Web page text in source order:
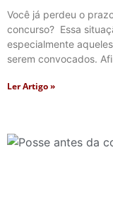
Você já perdeu o
concurso? Essa
especialmente
serem convocados.
Ler Artigo »